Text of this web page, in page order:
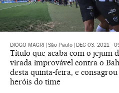
DIOGO MAGRI São Paulo DEC 03, 2021 -
Título que acaba com o jejum
virada improvável contra o
desta quinta-feira, e
heróis do time